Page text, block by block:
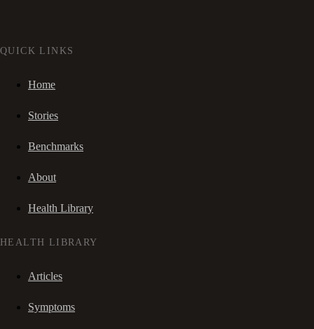
QUICK LINKS
Home
Stories
Benchmarks
About
Health Library
HEALTH LIBRARY
Articles
Symptoms